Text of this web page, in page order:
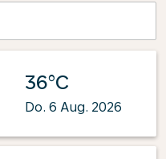
36°C
Do. 6 Aug. 2026